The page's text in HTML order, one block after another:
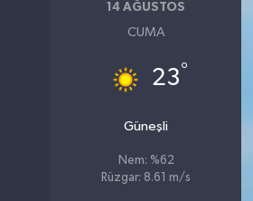
14 AĞUSTOS
CUMA
23°
Güneşli
Nem: %62
Rüzgar: 8.61 m/s